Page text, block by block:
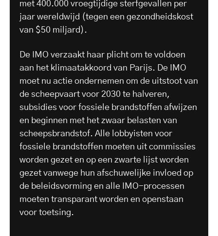
met 400.000 vroegtijdige sterfgevallen per
jaar wereldwijd (tegen een gezondheidskost
van $50 miljard).
De IMO verzaakt haar plicht om te voldoen
aan het klimaatakkoord van Parijs. De IMO
moet nu actie ondernemen om de uitstoot van
de scheepvaart voor 2030 te halveren,
subsidies voor fossiele brandstoffen afwijzen
en beginnen met het zwaar belasten van
scheepsbrandstof. Alle lobbyisten voor
fossiele brandstoffen moeten uit commissies
worden gezet en op een zwarte lijst worden
gezet vanwege hun afschuwelijke invloed op
de beleidsvorming en alle IMO-processen
moeten transparant worden en openstaan
voor toetsing.